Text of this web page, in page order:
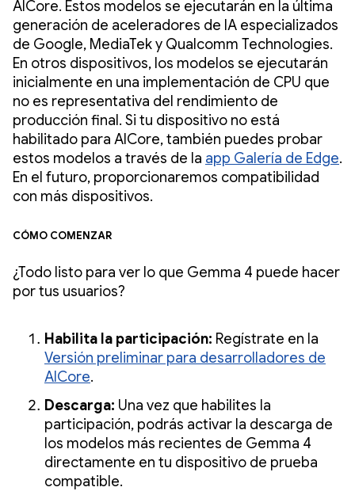
AICore. Estos modelos se ejecutarán en la última
generación de aceleradores de IA especializados
de Google, MediaTek y Qualcomm Technologies.
En otros dispositivos, los modelos se ejecutarán
inicialmente en una implementación de CPU que
no es representativa del rendimiento de
producción final. Si tu dispositivo no está
habilitado para AICore, también puedes probar
estos modelos a través de la app Galería de Edge.
En el futuro, proporcionaremos compatibilidad
con más dispositivos.
Cómo comenzar
¿Todo listo para ver lo que Gemma 4 puede hacer
por tus usuarios?
Habilita la participación: Regístrate en la
Versión preliminar para desarrolladores de
AICore.
Descarga: Una vez que habilites la
participación, podrás activar la descarga de
los modelos más recientes de Gemma 4
directamente en tu dispositivo de prueba
compatible.